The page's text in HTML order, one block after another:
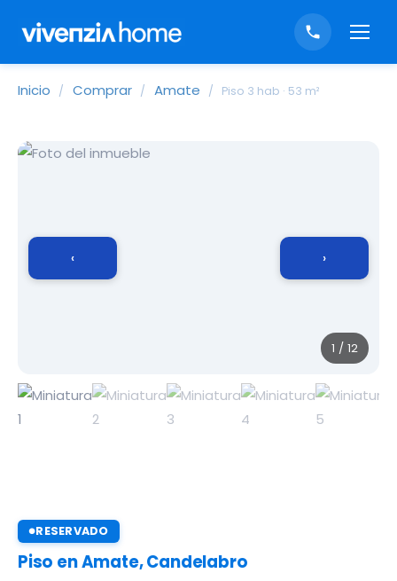
Inicio / Comprar / Amate / Piso 3 hab · 53 m²
‹ ›
1 / 12
RESERVADO
Piso en Amate, Candelabro